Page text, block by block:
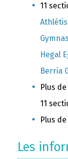
11
Hegal
Berria
Plus
11
Plus
Les